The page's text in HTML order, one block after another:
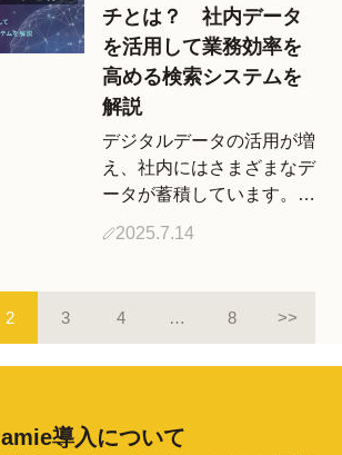
タを整理し、分かりやすく
まと […]
チとは？ 社内データ
を活用して業務効率を
高める検索システムを
解説
デジタルデータの活用が増
え、社内にはさまざまなデ
ータが蓄積しています。デ
を抱えている企業も多いの
2025.7.14
2 3 4 … 8 >>
amie導入について